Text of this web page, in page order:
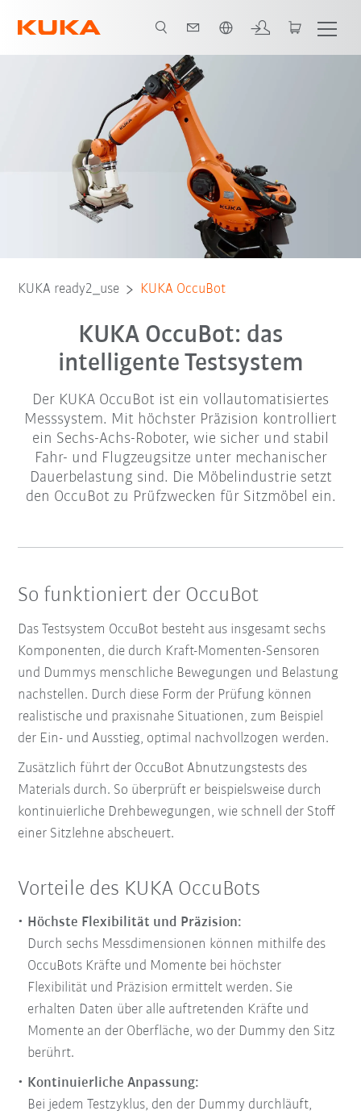
KUKA ready2_use KUKA OccuBot
KUKA OccuBot: das
intelligente Testsystem
Der KUKA OccuBot ist ein vollautomatisiertes
Messsystem. Mit höchster Präzision kontrolliert
ein Sechs-Achs-Roboter, wie sicher und stabil
Fahr- und Flugzeugsitze unter mechanischer
Dauerbelastung sind. Die Möbelindustrie setzt
den OccuBot zu Prüfzwecken für Sitzmöbel ein.
So funktioniert der OccuBot
Das Testsystem OccuBot besteht aus insgesamt sechs
Komponenten, die durch Kraft-Momenten-Sensoren
und Dummys menschliche Bewegungen und Belastung
nachstellen. Durch diese Form der Prüfung können
realistische und praxisnahe Situationen, zum Beispiel
der Ein- und Ausstieg, optimal nachvollzogen werden.
Zusätzlich führt der OccuBot Abnutzungstests des
Materials durch. So überprüft er beispielsweise durch
kontinuierliche Drehbewegungen, wie schnell der Stoff
einer Sitzlehne abscheuert.
Vorteile des KUKA OccuBots
Höchste Flexibilität und Präzision:
Durch sechs Messdimensionen können mithilfe des
OccuBots Kräfte und Momente bei höchster
Flexibilität und Präzision ermittelt werden. Sie
erhalten Daten über alle auftretenden Kräfte und
Momente an der Oberfläche, wo der Dummy den Sitz
berührt.
Kontinuierliche Anpassung:
Bei jedem Testzyklus, den der Dummy durchläuft,